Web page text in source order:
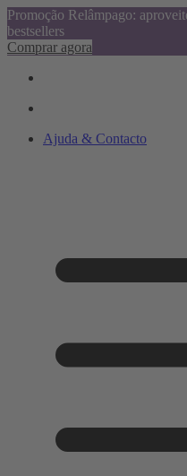
Promoção Relâmpago:
bestsellers
Comprar agora
Ajuda & Contacto